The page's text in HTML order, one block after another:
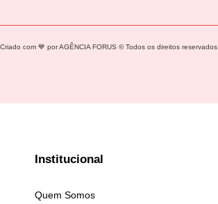
Criado com 💙 por AGÊNCIA FORUS © Todos os direitos reservados
Institucional
Quem Somos